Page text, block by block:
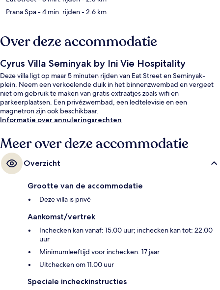
Prana Spa- 4 min. rijden- 2.6 km
Over deze accommodatie
Cyrus Villa Seminyak by Ini Vie Hospitality
Deze villa ligt op maar 5 minuten rijden van Eat Street en Seminyak-
plein. Neem een verkoelende duik in het binnenzwembad en vergeet
niet om gebruik te maken van gratis extraatjes zoals wifi en
parkeerplaatsen. Een privézwembad, een ledtelevisie en een
magnetron zijn ook beschikbaar.
Informatie over annuleringsrechten
Meer over deze accommodatie
Overzicht
Grootte van de accommodatie
Deze villa is privé
Aankomst/vertrek
Inchecken kan vanaf: 15.00 uur; inchecken kan tot: 22.00
uur
Minimumleeftijd voor inchecken: 17 jaar
Uitchecken om 11.00 uur
Speciale incheckinstructies